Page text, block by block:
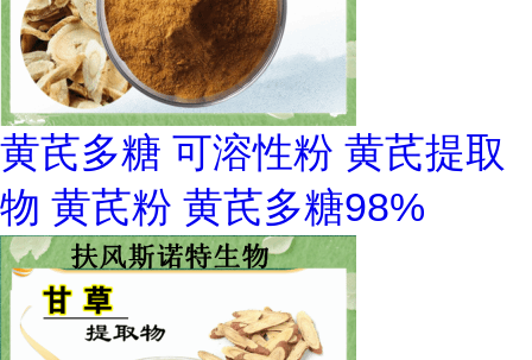
黄芪多糖 可溶性粉 黄芪提取
物 黄芪粉 黄芪多糖98%